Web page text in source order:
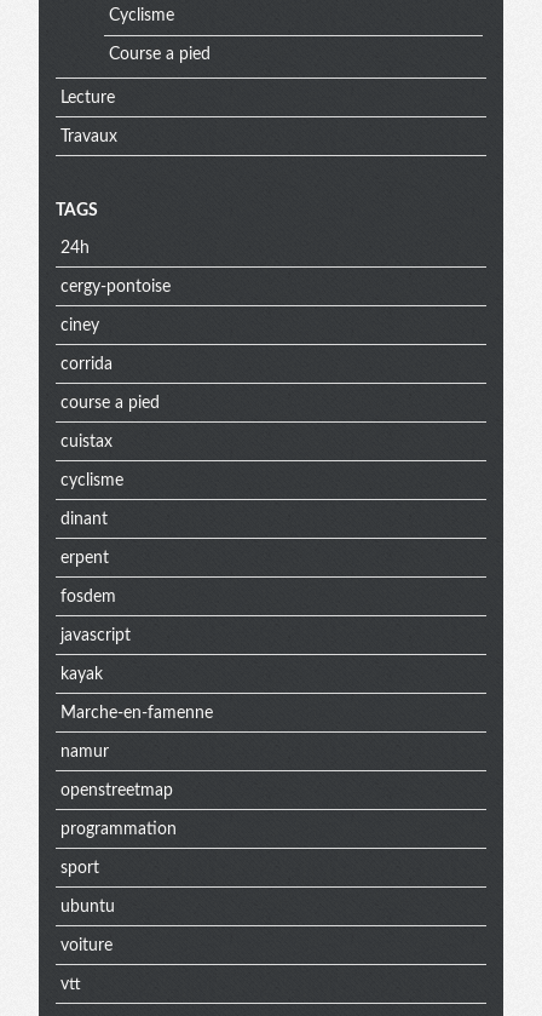
Cyclisme
Course a pied
Lecture
Travaux
TAGS
24h
cergy-pontoise
ciney
corrida
course a pied
cuistax
cyclisme
dinant
erpent
fosdem
javascript
kayak
Marche-en-famenne
namur
openstreetmap
programmation
sport
ubuntu
voiture
vtt